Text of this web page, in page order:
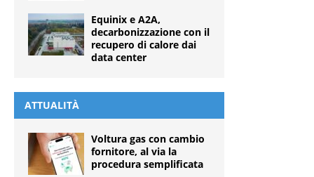
Equinix e A2A,
decarbonizzazione con il
recupero di calore dai
data center
ATTUALITÀ
Voltura gas con cambio
fornitore, al via la
procedura semplificata